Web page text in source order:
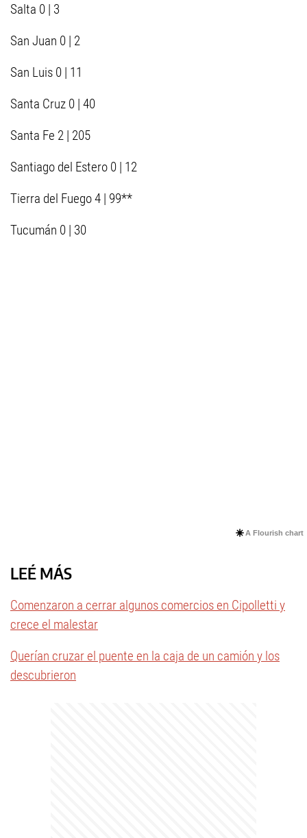
Salta 0 | 3
San Juan 0 | 2
San Luis 0 | 11
Santa Cruz 0 | 40
Santa Fe 2 | 205
Santiago del Estero 0 | 12
Tierra del Fuego 4 | 99**
Tucumán 0 | 30
A Flourish chart
LEÉ MÁS
Comenzaron a cerrar algunos comercios en Cipolletti y
crece el malestar
Querían cruzar el puente en la caja de un camión y los
descubrieron